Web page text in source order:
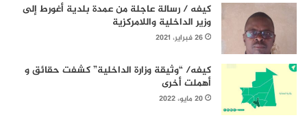
كيفه / رسالة عاجلة من عمدة بلدية أغورط إلى
وزير الداخلية واللامركزية
26 فبراير، 2021
كيفه/ “وثيقة وزارة الداخلية” كشفت حقائق و
أهملت أخرى
20 مايو، 2022